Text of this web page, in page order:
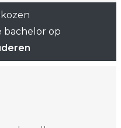
bachelor op